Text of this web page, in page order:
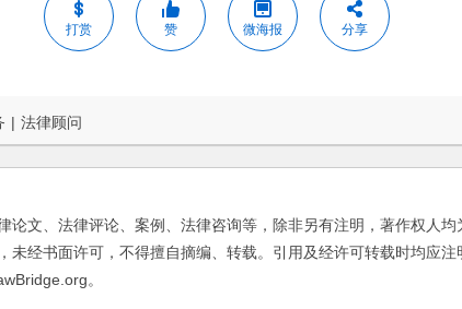
打赏 赞 微海报 分享
| 法律顾问
论文、法律评论、案例、法律咨询等，除非另有注明，著作权人均
未经书面许可，不得擅自摘编、转载。引用及经许可转载时均应
。